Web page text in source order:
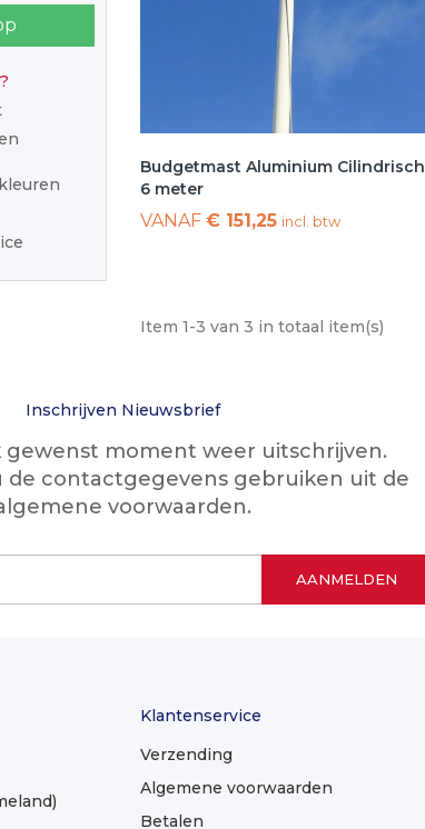
Budgetmast Aluminium Cilindrisch
6 meter
VANAF € 151,25 incl. btw
Item 1-3 van 3 in totaal item(s)
Inschrijven Nieuwsbrief
gewenst moment weer uitschrijven.
de contactgegevens gebruiken uit de
voorwaarden.
Klantenservice
Verzending
Algemene voorwaarden
Betalen